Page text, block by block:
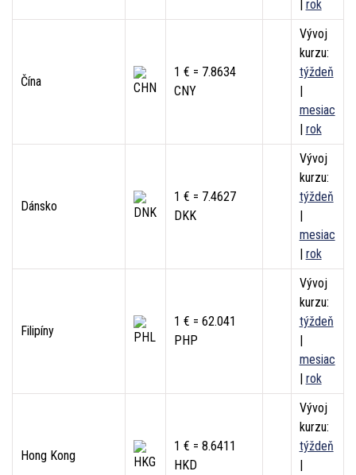
| rok
Čína
1 € = 7.8634
CNY
Vývoj
kurzu:
týždeň
|
mesiac
| rok
Dánsko
1 € = 7.4627
DKK
Vývoj
kurzu:
týždeň
|
mesiac
| rok
Filipíny
1 € = 62.041
PHP
Vývoj
kurzu:
týždeň
|
mesiac
| rok
Hong Kong
1 € = 8.6411
HKD
Vývoj
kurzu:
týždeň
|